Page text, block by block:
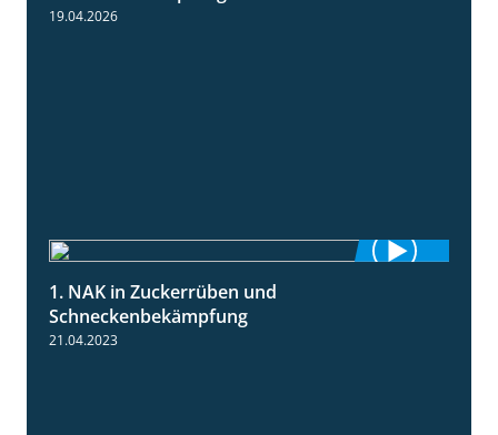
19.04.2026
1. NAK in Zuckerrüben und
Schneckenbekämpfung
21.04.2023